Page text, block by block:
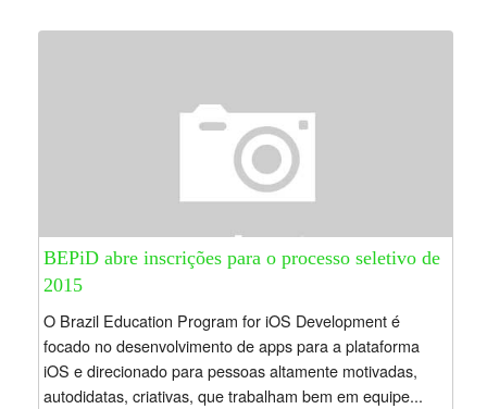
BEPiD abre inscrições para o processo seletivo de
2015
O Brazil Education Program for iOS Development é
focado no desenvolvimento de apps para a plataforma
iOS e direcionado para pessoas altamente motivadas,
autodidatas, criativas, que trabalham bem em equipe...